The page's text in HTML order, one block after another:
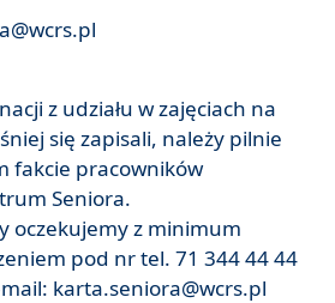
z udziału w zajęciach na
się zapisali, należy pilnie
fakcie pracowników
Seniora.
oczekujemy z minimum
pod nr tel. 71 344 44 44
karta.seniora@wcrs.pl